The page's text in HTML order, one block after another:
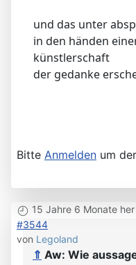
und das unter
in den händen
künstlerschaft
der gedanke
Bitte Anmelden um
15 Jahre 6 Monate her
#3544
von Legoland
⇑ Aw: Wie